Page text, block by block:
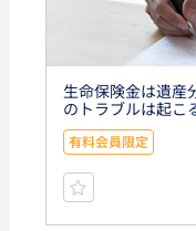
生命保険金は遺産
のトラブルは起こ
有料会員限定